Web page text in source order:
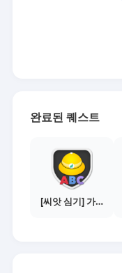
완료된 퀘스트
[씨앗 심기] 가이드보기 - 매체별 활동 가이드